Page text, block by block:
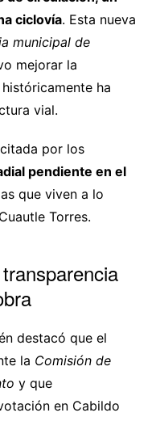
ciclovía. Esta nueva
municipal de
mejorar la
ha
vial.
por los
pendiente en el
que viven a lo
Torres.
destacó que el
la Comisión de
y que
en Cabildo